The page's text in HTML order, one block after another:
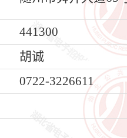
441300
胡诚
0722-3226611